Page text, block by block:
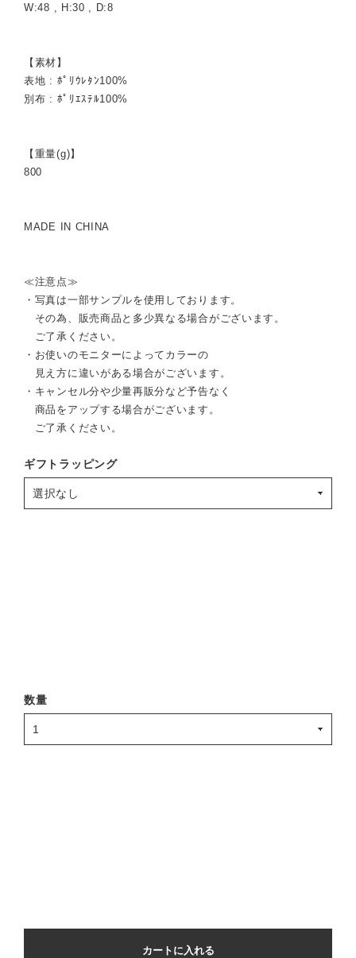
W:48 , H:30 , D:8
【素材】
表地 : ﾎﾟﾘｳﾚﾀﾝ100%
別布 : ﾎﾟﾘｴｽﾃﾙ100%
【重量(g)】
800
MADE IN CHINA
≪注意点≫
・写真は一部サンプルを使用しております。
その為、販売商品と多少異なる場合がございます。
ご了承ください。
・お使いのモニターによってカラーの
見え方に違いがある場合がございます。
・キャンセル分や少量再販分など予告なく
商品をアップする場合がございます。
ご了承ください。
ギフトラッピング
数量
カートに入れる